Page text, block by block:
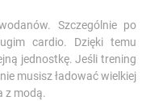
Szczególnie po
cardio. Dzięki temu
jednostkę. Jeśli trening
musisz ładować wielkiej
z modą.